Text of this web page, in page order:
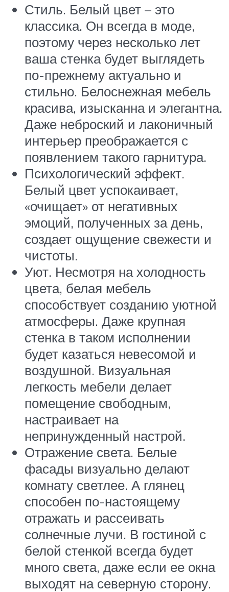
Стиль. Белый цвет – это
классика. Он всегда в моде,
поэтому через несколько лет
ваша стенка будет выглядеть
по-прежнему актуально и
стильно. Белоснежная мебель
красива, изысканна и элегантна.
Даже неброский и лаконичный
интерьер преображается с
появлением такого гарнитура.
Психологический эффект.
Белый цвет успокаивает,
«очищает» от негативных
эмоций, полученных за день,
создает ощущение свежести и
чистоты.
Уют. Несмотря на холодность
цвета, белая мебель
способствует созданию уютной
атмосферы. Даже крупная
стенка в таком исполнении
будет казаться невесомой и
воздушной. Визуальная
легкость мебели делает
помещение свободным,
настраивает на
непринужденный настрой.
Отражение света. Белые
фасады визуально делают
комнату светлее. А глянец
способен по-настоящему
отражать и рассеивать
солнечные лучи. В гостиной с
белой стенкой всегда будет
много света, даже если ее окна
выходят на северную сторону.